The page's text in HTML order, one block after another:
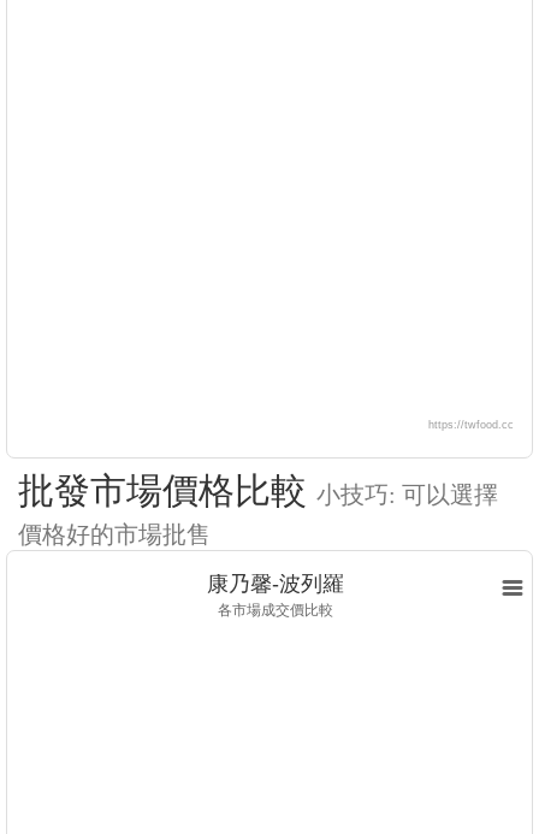
https://twfood.cc
批發市場價格比較 小技巧: 可以選擇
價格好的市場批售
康乃馨-波列羅
各市場成交價比較